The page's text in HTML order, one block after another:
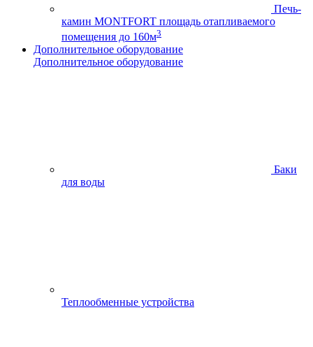
Печь-
камин MONTFORT площадь отапливаемого
помещения до 160м3
Дополнительное оборудование
Дополнительное оборудование
Баки
для воды
Теплообменные устройства